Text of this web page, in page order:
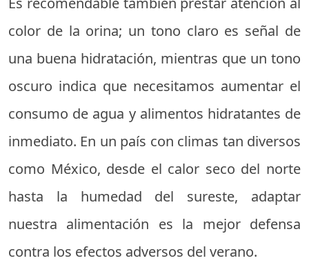
color de la orina; un tono claro es señal de
una buena hidratación, mientras que un tono
oscuro indica que necesitamos aumentar el
consumo de agua y alimentos hidratantes de
inmediato. En un país con climas tan diversos
como México, desde el calor seco del norte
hasta la humedad del sureste, adaptar
nuestra alimentación es la mejor defensa
contra los efectos adversos del verano.